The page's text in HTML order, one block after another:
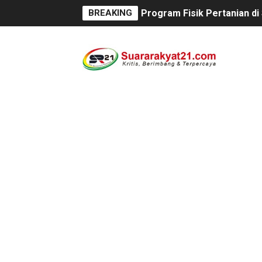
BREAKING Program Fisik Pertanian di
Tanpa Papan Informasi &